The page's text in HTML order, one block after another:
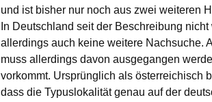
und ist bisher nur noch aus zwei weiteren
In Deutschland seit der Beschreibung
allerdings auch keine weitere Nachsuche.
muss allerdings davon ausgegangen
vorkommt. Ursprünglich als österreichisch
dass die Typuslokalität genau auf der